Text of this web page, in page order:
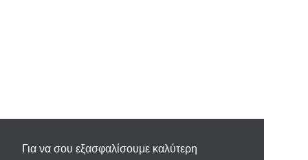
Για να σου εξασφαλίσουμε καλύτερη